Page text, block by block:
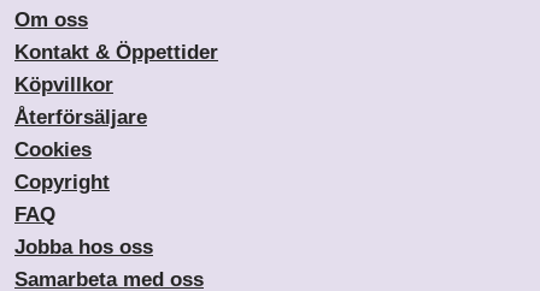
Om oss
Kontakt & Öppettider
Köpvillkor
Återförsäljare
Cookies
Copyright
FAQ
Jobba hos oss
Samarbeta med oss